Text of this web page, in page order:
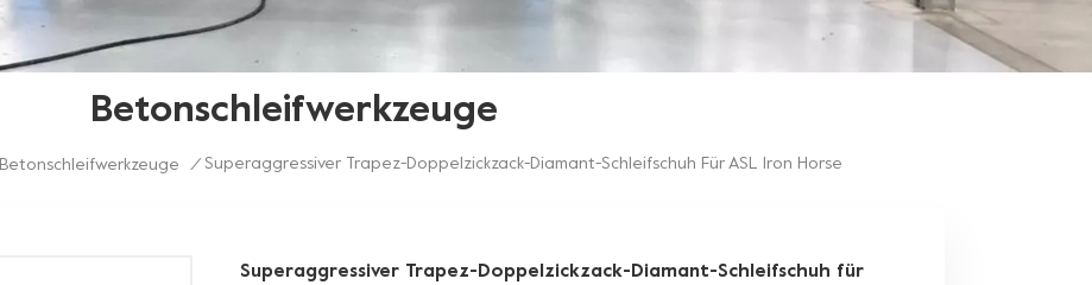
Betonschleifwerkzeuge
Betonschleifwerkzeuge / Superaggressiver Trapez-Doppelzickzack-Diamant-Schleifschuh Für ASL Iron Horse
Superaggressiver Trapez-Doppelzickzack-Diamant-Schleifschuh für